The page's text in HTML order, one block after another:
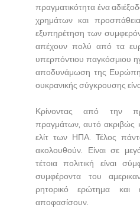
πραγματικότητα ένα
χρημάτων και
εξυπηρέτηση των
απέχουν πολύ από τα
υπερπόντιου παγκόσμιου
αποδυνάμωση της
ουκρανικής σύγκρουσης
Κρίνοντας από την
πραγμάτων, αυτό ακριβώς
ελίτ των ΗΠΑ. Τέλος
ακολουθούν. Είναι σε
τέτοια πολιτική είναι
συμφέροντα του
ρητορικό ερώτημα και
αποφασίσουν.